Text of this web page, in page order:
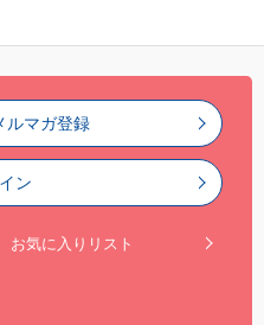
ルマガ登録
ン
お気に入りリスト